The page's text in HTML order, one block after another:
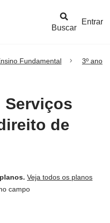
Buscar
Entrar
Fundamental 3º ano
Serviços
de
Veja todos os planos
campo